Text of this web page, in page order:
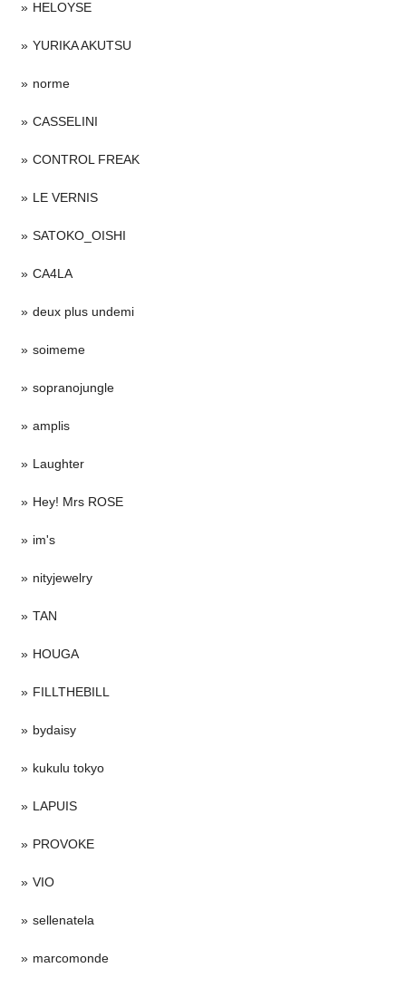
HELOYSE
YURIKA AKUTSU
norme
CASSELINI
CONTROL FREAK
LE VERNIS
SATOKO_OISHI
CA4LA
deux plus undemi
soimeme
sopranojungle
amplis
Laughter
Hey! Mrs ROSE
im's
nityjewelry
TAN
HOUGA
FILLTHEBILL
bydaisy
kukulu tokyo
LAPUIS
PROVOKE
VIO
sellenatela
marcomonde